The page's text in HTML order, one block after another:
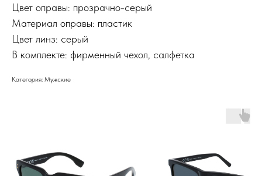
Цвет оправы: прозрачно-серый
Материал оправы: пластик
Цвет линз: серый
В комплекте: фирменный чехол, салфетка
Категория: Мужские